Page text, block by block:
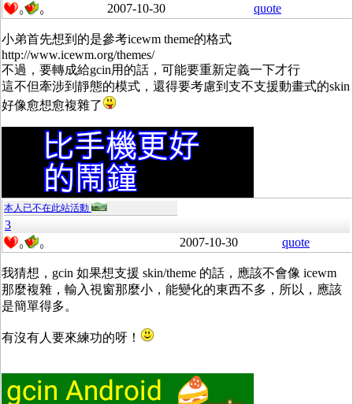
0 0 2007-10-30 quote
小弟首先想到的是參考icewm theme的格式
http://www.icewm.org/themes/
不過，要轉成給gcin用的話，可能要重新定義一下才行
這不但牽涉到靜態的模式，還得要考慮到支不支援動畫式的skin
好像愈想愈複雜了
本人已不在此站活動
3
0 0 2007-10-30 quote
我猜想，gcin 如果想支援 skin/theme 的話，應該不會像 icewm
那麼複雜，輸入視窗那麼小，能變化的東西不多，所以，應該
是簡單得多。
有沒有人要來練功的呀！